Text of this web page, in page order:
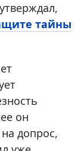
тайны
он
допрос,